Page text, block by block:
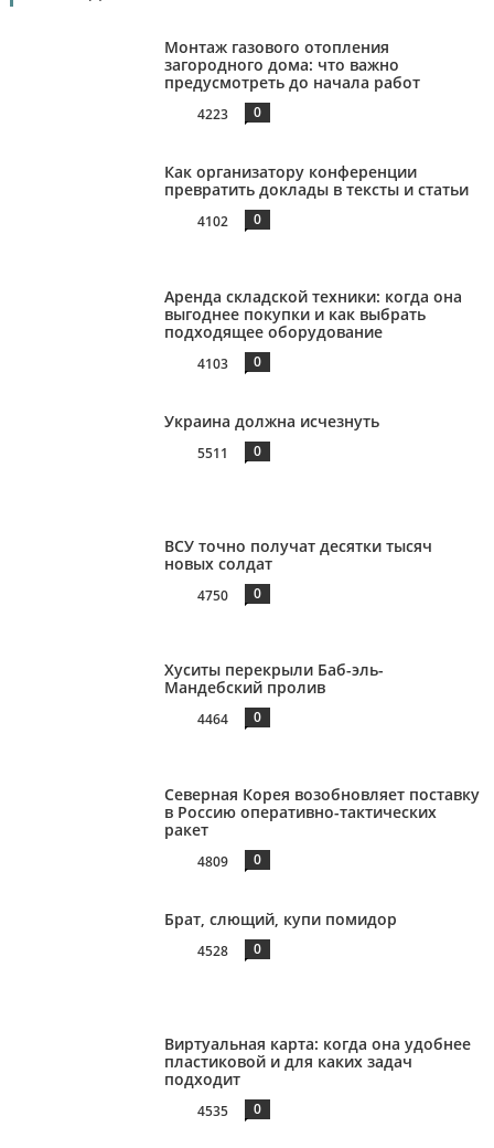
Монтаж газового отопления
загородного дома: что важно
предусмотреть до начала работ
4223 0
Как организатору конференции
превратить доклады в тексты и статьи
4102 0
Аренда складской техники: когда она
выгоднее покупки и как выбрать
подходящее оборудование
4103 0
Украина должна исчезнуть
5511 0
ВСУ точно получат десятки тысяч
новых солдат
4750 0
Хуситы перекрыли Баб-эль-
Мандебский пролив
4464 0
Северная Корея возобновляет поставку
в Россию оперативно-тактических
ракет
4809 0
Брат, слющий, купи помидор
4528 0
Виртуальная карта: когда она удобнее
пластиковой и для каких задач
подходит
4535 0